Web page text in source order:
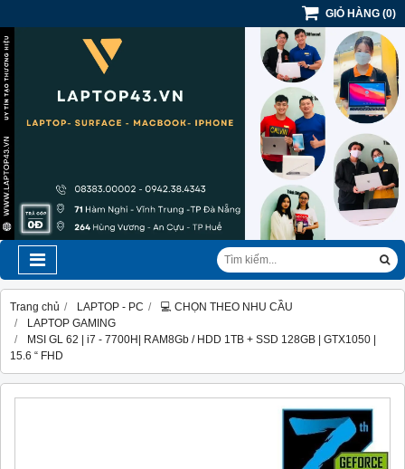
GIỎ HÀNG (0)
Trang chủ LAPTOP - PC
💻 CHỌN THEO NHU CẦU
LAPTOP GAMING
MSI GL 62 | i7 - 7700H| RAM8Gb / HDD 1TB + SSD 128GB | GTX1050 |
15.6 “ FHD